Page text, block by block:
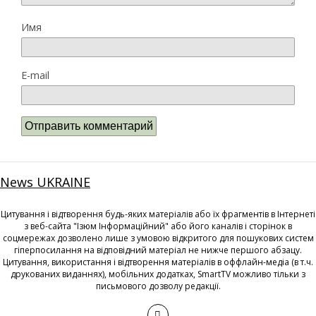
Имя
E-mail
News UKRAINE
Цитування і відтворення будь-яких матеріалів або їх фрагментів в Інтернеті
з веб-сайта "Ізюм Інформаційний" або його каналів і сторінок в
соцмережах дозволено лише з умовою відкритого для пошукових систем
гіперпосилання на відповідний матеріал не нижче першого абзацу.
Цитування, використання і відтворення матеріалів в оффлайн-медіа (в т.ч.
друкованих виданнях), мобільних додатках, SmartTV можливо тільки з
письмового дозволу редакції.